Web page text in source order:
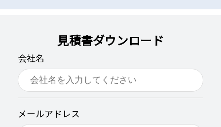
見積書ダウンロード
会社名
メールアドレス